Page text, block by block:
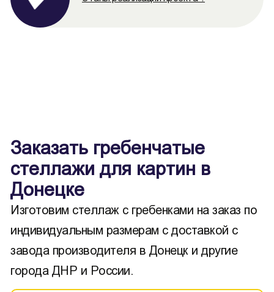
Заказать гребенчатые
стеллажи для картин в
Донецке
Изготовим стеллаж с гребенками на заказ по
индивидуальным размерам с доставкой с
завода производителя в Донецк и другие
города ДНР и России.